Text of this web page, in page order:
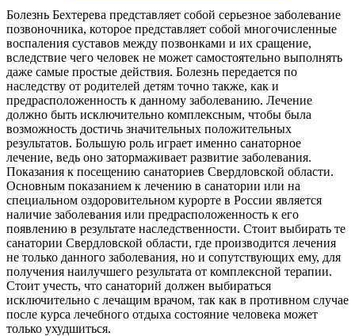
Болезнь Бехтерева представляет собой серьезное заболевание
позвоночника, которое представляет собой многочисленные
воспаления суставов между позвонками и их сращение,
вследствие чего человек не может самостоятельно выполнять
даже самые простые действия. Болезнь передается по
наследству от родителей детям точно также, как и
предрасположенность к данному заболеванию. Лечение
должно быть исключительно комплексным, чтобы была
возможность достичь значительных положительных
результатов. Большую роль играет именно санаторное
лечение, ведь оно затормаживает развитие заболевания.
Показания к посещению санаториев Свердловской области.
Основным показанием к лечению в санатории или на
специальном оздоровительном курорте в России является
наличие заболевания или предрасположенность к его
появлению в результате наследственности. Стоит выбирать те
санатории Свердловской области, где производится лечения
не только данного заболевания, но и сопутствующих ему, для
получения наилучшего результата от комплексной терапии.
Стоит учесть, что санаторий должен выбираться
исключительно с лечащим врачом, так как в противном случае
после курса лечебного отдыха состояние человека может
только ухудшиться.